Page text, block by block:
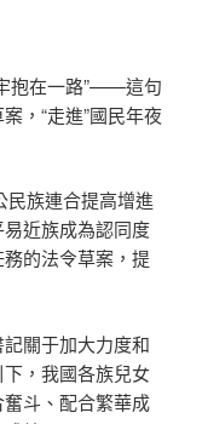
抱在一路”——這句
，“走進”國民年夜
族連合提高增進
近族成為認同度
的法令草案，提
關于加大力度和
，我國各族兒女
斗、配合繁華成